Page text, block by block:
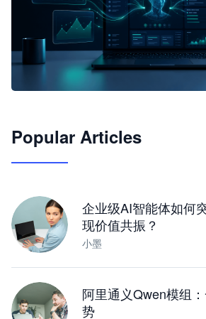
JimoClaw 桌面 AI Agent 工作台
Popular Articles
企业级AI智能体如何
现价值共振？
小墨
阿里通义Qwen模组
势